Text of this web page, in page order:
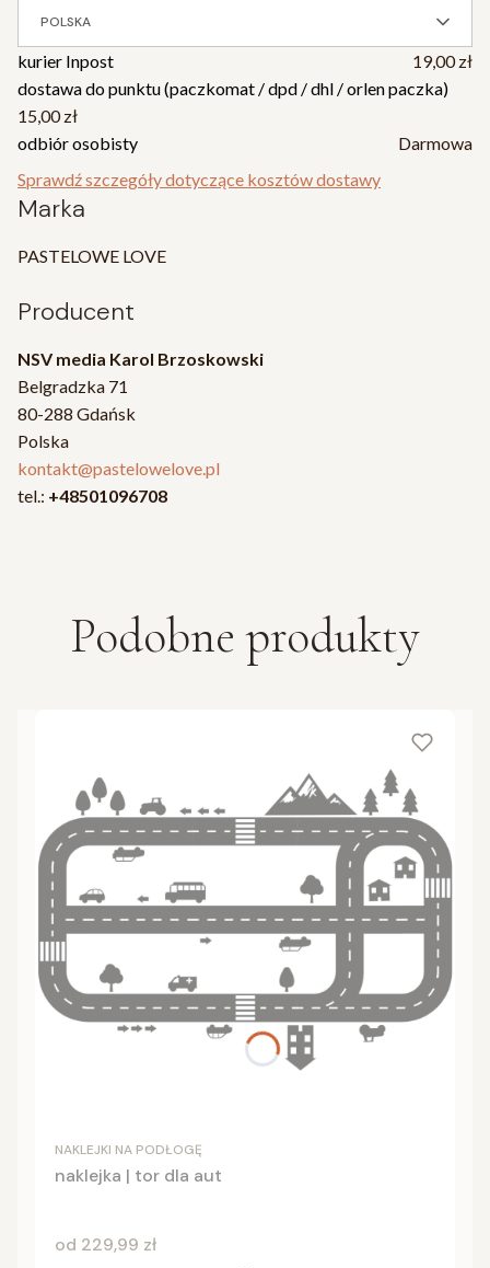
POLSKA
kurier Inpost
19,00 zł
dostawa do punktu (paczkomat / dpd / dhl / orlen paczka)
15,00 zł
odbiór osobisty
Darmowa
Sprawdź szczegóły dotyczące kosztów dostawy
Marka
PASTELOWE LOVE
Producent
NSV media Karol Brzoskowski
Belgradzka 71
80-288 Gdańsk
Polska
kontakt@pastelowelove.pl
tel.: +48501096708
Podobne produkty
NAKLEJKI NA PODŁOGĘ
naklejka | tor dla aut
Cena
od 229,99 zł